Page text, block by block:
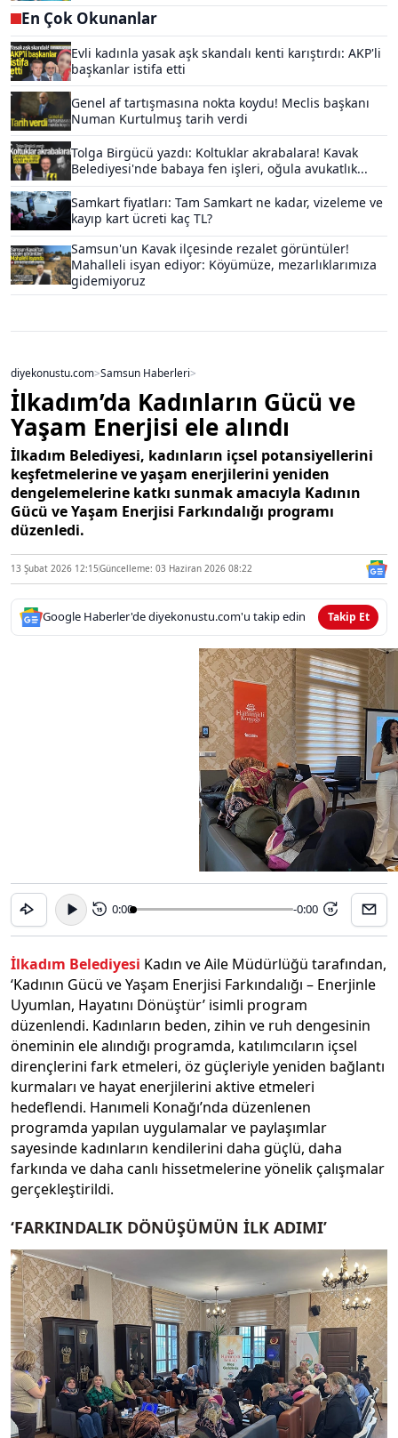
En Çok Okunanlar
Evli kadınla yasak aşk skandalı kenti karıştırdı: AKP'li
başkanlar istifa etti
Genel af tartışmasına nokta koydu! Meclis başkanı
Numan Kurtulmuş tarih verdi
Tolga Birgücü yazdı: Koltuklar akrabalara! Kavak
Belediyesi'nde babaya fen işleri, oğula avukatlık...
Samkart fiyatları: Tam Samkart ne kadar, vizeleme ve
kayıp kart ücreti kaç TL?
Samsun'un Kavak ilçesinde rezalet görüntüler!
Mahalleli isyan ediyor: Köyümüze, mezarlıklarımıza
gidemiyoruz
diyekonustu.com>Samsun Haberleri>
İlkadım’da Kadınların Gücü ve
Yaşam Enerjisi ele alındı
İlkadım Belediyesi, kadınların içsel potansiyellerini
keşfetmelerine ve yaşam enerjilerini yeniden
dengelemelerine katkı sunmak amacıyla Kadının
Gücü ve Yaşam Enerjisi Farkındalığı programı
düzenledi.
13 Şubat 2026 12:15Güncelleme: 03 Haziran 2026 08:22
Google Haberler'de diyekonustu.com'u takip edin Takip Et
15 0:00 -0:00 15
İlkadım Belediyesi Kadın ve Aile Müdürlüğü tarafından,
‘Kadının Gücü ve Yaşam Enerjisi Farkındalığı – Enerjinle
Uyumlan, Hayatını Dönüştür’ isimli program
düzenlendi. Kadınların beden, zihin ve ruh dengesinin
öneminin ele alındığı programda, katılımcıların içsel
dirençlerini fark etmeleri, öz güçleriyle yeniden bağlantı
kurmaları ve hayat enerjilerini aktive etmeleri
hedeflendi. Hanımeli Konağı’nda düzenlenen
programda yapılan uygulamalar ve paylaşımlar
sayesinde kadınların kendilerini daha güçlü, daha
farkında ve daha canlı hissetmelerine yönelik çalışmalar
gerçekleştirildi.
‘FARKINDALIK DÖNÜŞÜMÜN İLK ADIMI’